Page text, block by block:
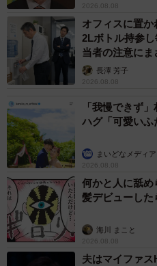
2026.08.08
オフィスに置
2Lボトル持参
当者の注意に
説】長澤 芳子
2026.08.08
「我慢できず
ハグ「可愛いふ
まいどなメディア
2026.08.08
何かと人に舐
髪デビューした
海川 まこと
2026.08.08
夫はマイファ